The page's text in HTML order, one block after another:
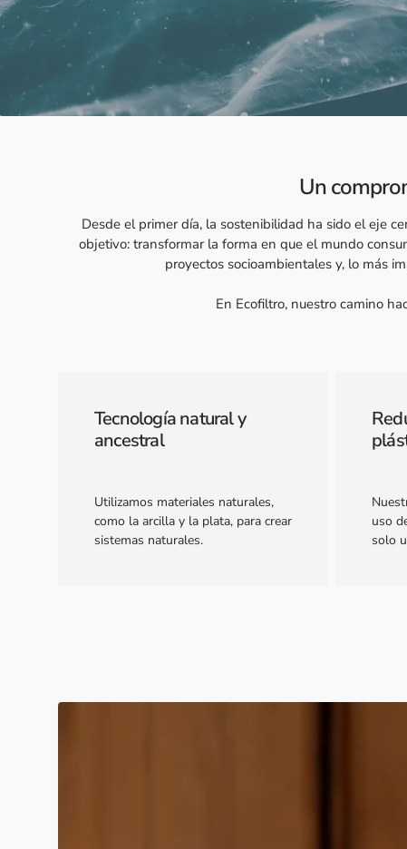
Un
Desde el primer día, la sostenibilidad ha sido el eje
objetivo: transformar la forma en que el mundo
proyectos socioambientales y, lo más
En Ecofiltro, nuestro camino
Tecnología natural y
ancestral
Utilizamos materiales naturales,
como la arcilla y la plata, para crear
sistemas naturales.
uso
solo